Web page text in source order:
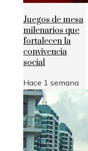
Juegos de mesa
milenarios que
fortalecen la
convivencia
social
Hace 1 semana